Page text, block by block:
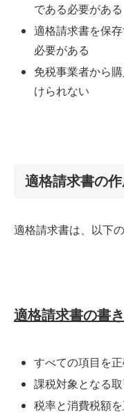
である必要がある
適格請求書を保
必要がある
免税事業者から
けられない
適格請求書の
適格請求書は、以下
適格請求書の書
すべての項目を
課税対象となる
税率と消費税額